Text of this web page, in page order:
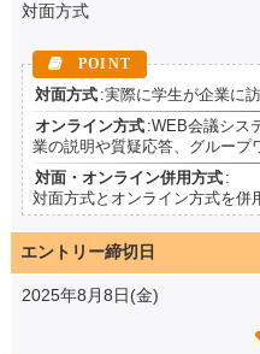
対面方式
対面方式 :実際に学生が企業に
オンライン方式 :WEB会議シス
業の説明や質疑応答、グループ
対面・オンライン併用方式 :
対面方式とオンライン方式を併
エントリー締切日
2025年8月8日(金)